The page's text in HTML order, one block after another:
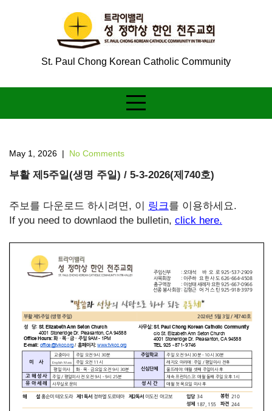
St. Paul Chong Korean Catholic Community
May 1, 2026 | No Comments
부활 제5주일(생명 주일) / 5-3-2026(제740호)
주보를 다운로드 하시려면, 이 링크를 이용하세요.
If you need to downlaod the bulletin, click here.